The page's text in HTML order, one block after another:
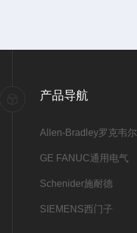
产品导航
Allen-Bradley罗克韦尔
GE FANUC通用电气
Schenider施耐德
SIEMENS西门子